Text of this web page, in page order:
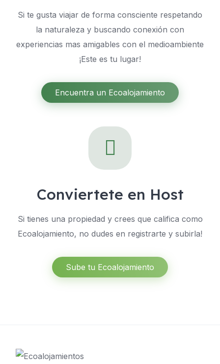
Si te gusta viajar de forma consciente respetando
la naturaleza y buscando conexión con
experiencias mas amigables con el medioambiente
¡Este es tu lugar!
Encuentra un Ecoalojamiento
Conviertete en Host
Si tienes una propiedad y crees que califica como
Ecoalojamiento, no dudes en registrarte y subirla!
Sube tu Ecoalojamiento